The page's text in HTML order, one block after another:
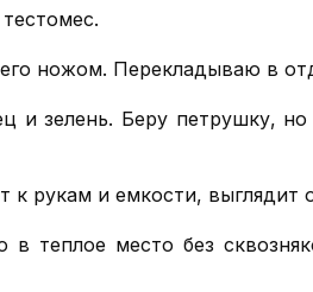
ножом. Перекладываю в
зелень. Беру петрушку,
к рукам и емкости,
теплое место без